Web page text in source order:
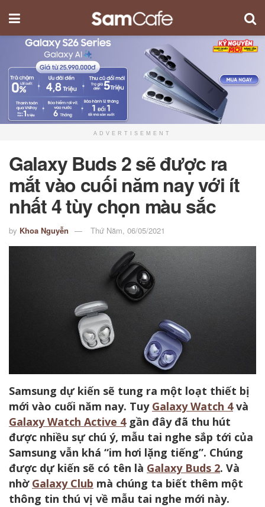
ADVERTISEMENT
Galaxy Buds 2 sẽ được ra
mắt vào cuối năm nay với ít
nhất 4 tùy chọn màu sắc
by Khoa Nguyễn Thứ Năm, 06/05/2021
Samsung dự kiến sẽ tung ra một loạt thiết bị
mới vào cuối năm nay. Tuy Galaxy Watch 4và
Galaxy Watch Active 4gần đây đã thu hút
được nhiều sự chú ý, mẫu tai nghe sắp tới của
Samsung vẫn khá “im hơi lặng tiếng”. Chúng
được dự kiến sẽ có tên là Galaxy Buds 2. Và
nhờ Galaxy Club mà chúng ta biết thêm một
thông tin thú vị về mẫu tai nghe mới này.